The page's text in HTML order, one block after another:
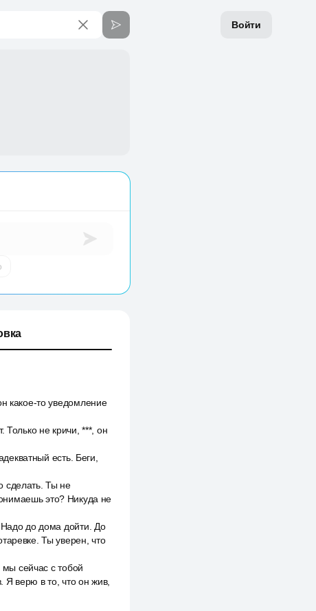
Войти
какое-то уведомление
не кричи, ***, он
есть. Беги,
сделать. Ты не
это? Никуда не
Надо до дома дойти. До
Ты уверен, что
мы сейчас с тобой
Я верю в то, что он жив,